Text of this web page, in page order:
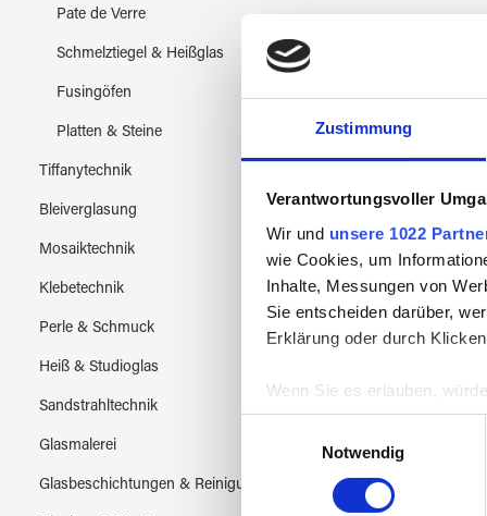
Zustimmung
Verantwortungsvoller
Wir und unsere 1022
wie Cookies, um
Inhalte, Messungen von
Sie entscheiden darüber,
Erklärung oder durch
Wenn Sie es erlauben,
Informationen über
Ihr Gerät durch
Erfahren Sie mehr
Einzelheitenfest.
Notwendig
Pate de Verre
Schmelztiegel & Heißglas
Fusingöfen
Platten & Steine
Tiffanytechnik
Bleiverglasung
Mosaiktechnik
Klebetechnik
Perle & Schmuck
Heiß & Studioglas
Sandstrahltechnik
Glasmalerei
Glasbeschichtungen & Reinigung